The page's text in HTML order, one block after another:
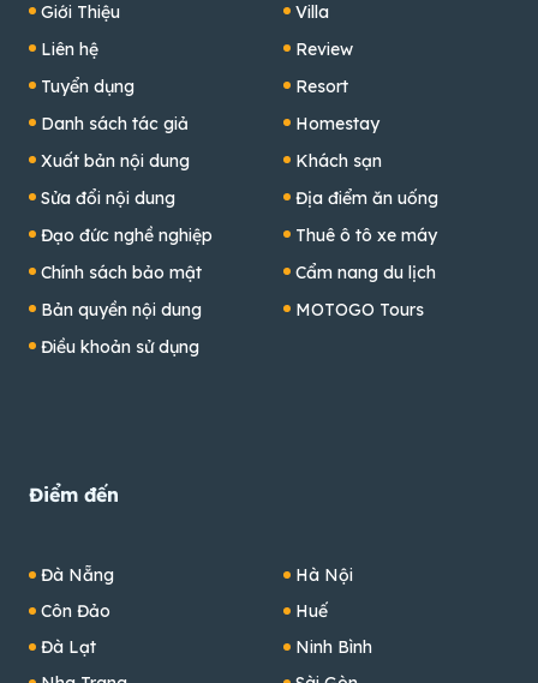
Giới Thiệu
Liên hệ
Tuyển dụng
Danh sách tác giả
Xuất bản nội dung
Sửa đổi nội dung
Đạo đức nghề nghiệp
Chính sách bảo mật
Bản quyền nội dung
Điều khoản sử dụng
Villa
Review
Resort
Homestay
Khách sạn
Địa điểm ăn uống
Thuê ô tô xe máy
Cẩm nang du lịch
MOTOGO Tours
Điểm đến
Đà Nẵng
Côn Đảo
Đà Lạt
Hà Nội
Huế
Ninh Bình